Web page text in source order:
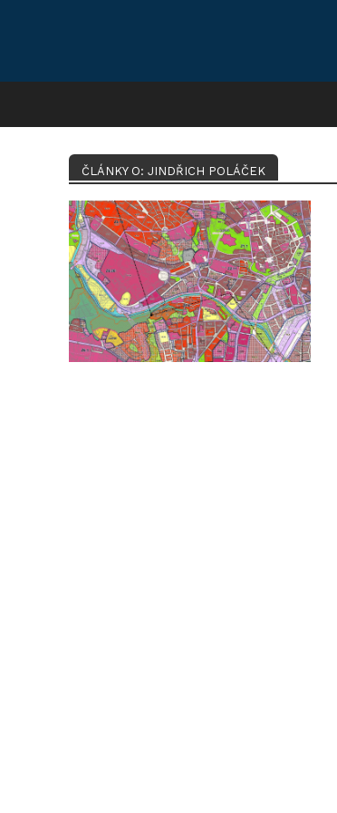
ČLÁNKY O: JINDŘICH POLÁČEK